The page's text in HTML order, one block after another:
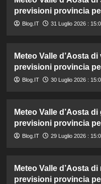
previsioni provincia
Blog.IT 31 Luglio 2026 :
Meteo Valle d’Aosta
previsioni provincia
Blog.IT 30 Luglio 2026 :
Meteo Valle d’Aosta
previsioni provincia
Blog.IT 29 Luglio 2026 :
Meteo Valle d’Aosta
previsioni provincia